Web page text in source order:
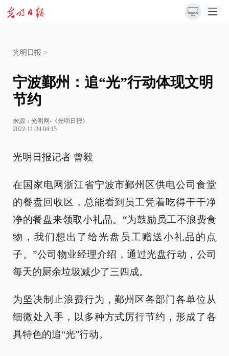
光明日报 >
宁波鄞州：追“光”行动体现文明
节约
来源： 光明网-《光明日报》
2022-11-24 04:15
光明日报记者 曾毅
在国家电网浙江省宁波市鄞州区供电公司食堂
的餐盘回收区，总能看到员工凭着吃得干干净
净的餐盘来领取小礼品。“为鼓励员工不浪费食
物，我们想出了给光盘员工赠送小礼品的点
子。”公司物业经理介绍，通过光盘行动，公司
每天的厨余垃圾减少了三四成。
为坚决制止浪费行为，鄞州区各部门各单位从
细微处入手，以多种方式厉行节约，形成了各
具特色的追“光”行动。